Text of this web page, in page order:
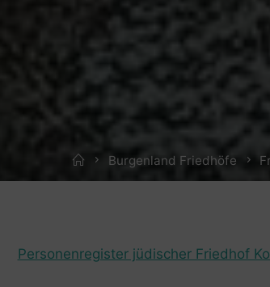
HomeBurgenland Friedhöfe
Personenregister jüdischer Friedhof